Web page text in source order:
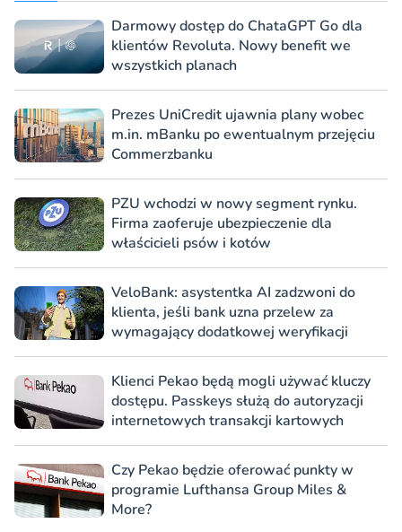
Darmowy dostęp do ChataGPT Go dla
klientów Revoluta. Nowy benefit we
wszystkich planach
Prezes UniCredit ujawnia plany wobec
m.in. mBanku po ewentualnym przejęciu
Commerzbanku
PZU wchodzi w nowy segment rynku.
Firma zaoferuje ubezpieczenie dla
właścicieli psów i kotów
VeloBank: asystentka AI zadzwoni do
klienta, jeśli bank uzna przelew za
wymagający dodatkowej weryfikacji
Klienci Pekao będą mogli używać kluczy
dostępu. Passkeys służą do autoryzacji
internetowych transakcji kartowych
Czy Pekao będzie oferować punkty w
programie Lufthansa Group Miles &
More?